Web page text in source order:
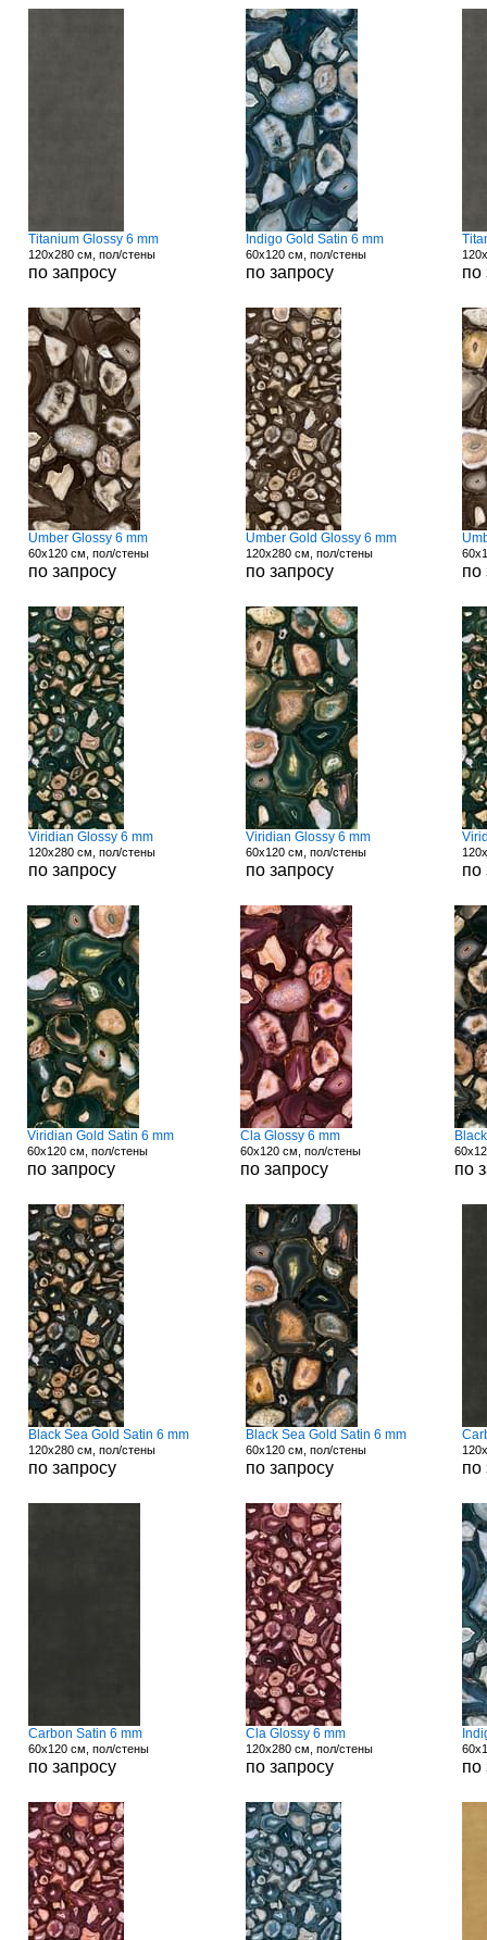
Titanium Glossy 6 mm
120x280 см, пол/стены
по запросу
Indigo Gold Satin 6 mm
60x120 см, пол/стены
по запросу по
Umber Glossy 6 mm
60x120 см, пол/стены
по запросу
Umber Gold Glossy 6 mm
120x280 см, пол/стены
по запросу по
Viridian Glossy 6 mm
120x280 см, пол/стены
по запросу
Viridian Glossy 6 mm
60x120 см, пол/стены
по запросу по
Viridian Gold Satin 6 mm
60x120 см, пол/стены
по запросу
Cla Glossy 6 mm
60x120 см, пол/стены
по запросу по
Black Sea Gold Satin 6 mm
120x280 см, пол/стены
по запросу
Black Sea Gold Satin 6 mm
60x120 см, пол/стены
по запросу по
Carbon Satin 6 mm
60x120 см, пол/стены
по запросу
Cla Glossy 6 mm
120x280 см, пол/стены
по запросу по